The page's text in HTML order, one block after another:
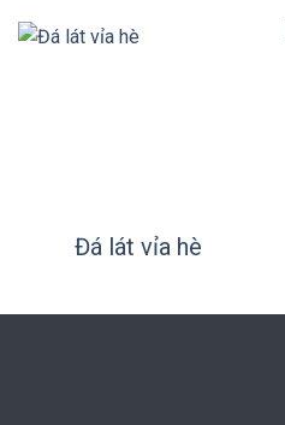
Đá lát vỉa hè